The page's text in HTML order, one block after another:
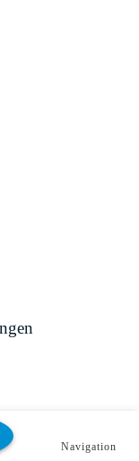
Navigation